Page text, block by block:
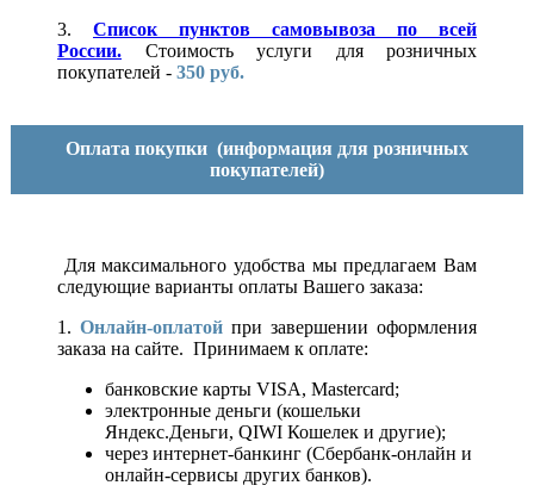
3. Список пунктов самовывоза по всей
России.
Стоимость услуги для розничных
покупателей - 350 руб.
Оплата покупки (информация для розничных
покупателей)
Для максимального удобства мы предлагаем Вам
следующие варианты оплаты Вашего заказа:
1. Онлайн-оплатой при завершении оформления
заказа на сайте. Принимаем к оплате:
банковские карты VISA, Mastercard;
электронные деньги (кошельки
Яндекс.Деньги, QIWI Кошелек и другие);
через интернет-банкинг (Сбербанк-онлайн и
онлайн-сервисы других банков).